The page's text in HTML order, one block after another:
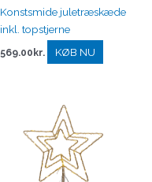
Konstsmide juletræskæde
inkl. topstjerne
569.00 kr. KØB NU